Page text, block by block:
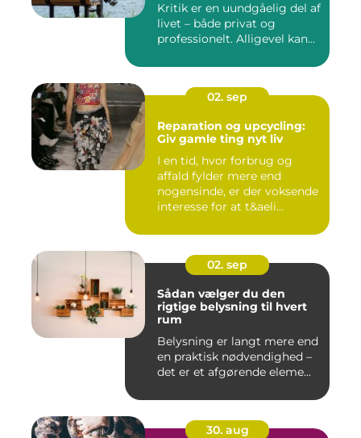
Kritik er en uundgåelig del af
livet – både privat og
professionelt. Alligevel kan...
02. sep
Reparation og upcycling:
Giv gamle ting nyt liv
I en tid, hvor forbrug og
affald fylder mere end
nogensinde, er der voksende
interesse for at t&aeli...
02. sep
Sådan vælger du den
rigtige belysning til hvert
rum
Belysning er langt mere end
en praktisk nødvendighed –
det er et afgørende eleme...
30. aug